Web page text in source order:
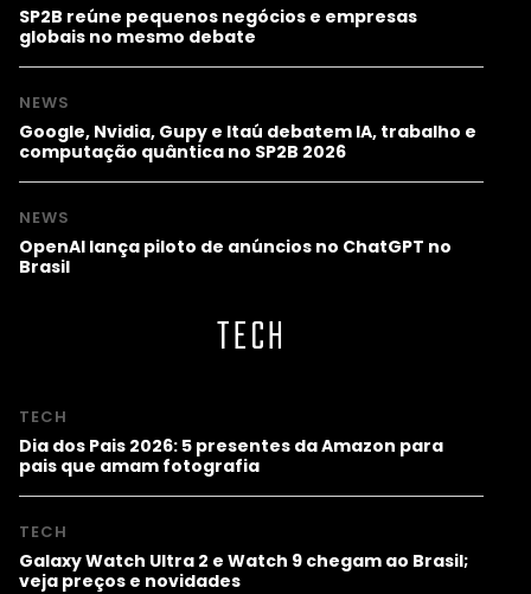
SP2B reúne pequenos negócios e empresas
globais no mesmo debate
NEWS
Google, Nvidia, Gupy e Itaú debatem IA, trabalho e
computação quântica no SP2B 2026
NEWS
OpenAI lança piloto de anúncios no ChatGPT no
Brasil
TECH
TECH
Dia dos Pais 2026: 5 presentes da Amazon para
pais que amam fotografia
TECH
Galaxy Watch Ultra 2 e Watch 9 chegam ao Brasil;
veja preços e novidades